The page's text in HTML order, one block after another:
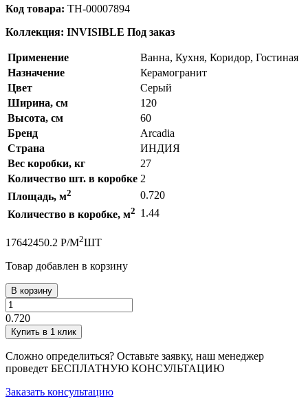
Код товара: ТН-00007894
Коллекция: INVISIBLE Под заказ
Применение
Ванна, Кухня, Коридор, Гостиная
Назначение
Керамогранит
Цвет
Серый
Ширина, см
120
Высота, см
60
Бренд
Arcadia
Страна
ИНДИЯ
Вес коробки, кг
27
Количество шт. в коробке 2
Площадь, м2
0.720
Количество в коробке, м2 1.44
17642450.2 Р/М2ШТ
Товар добавлен в корзину
В корзину
0.720
Купить в 1 клик
Сложно определиться? Оставьте заявку, наш менеджер
проведет БЕСПЛАТНУЮ КОНСУЛЬТАЦИЮ
Заказать консультацию